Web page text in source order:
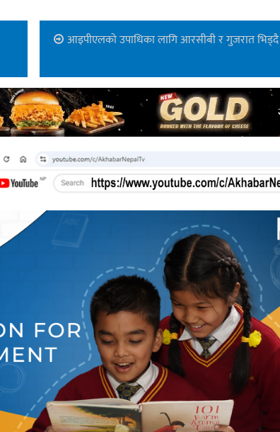
आइपीएलको उपाधिका लागि आरसीबी र गुजरात भिड्दै